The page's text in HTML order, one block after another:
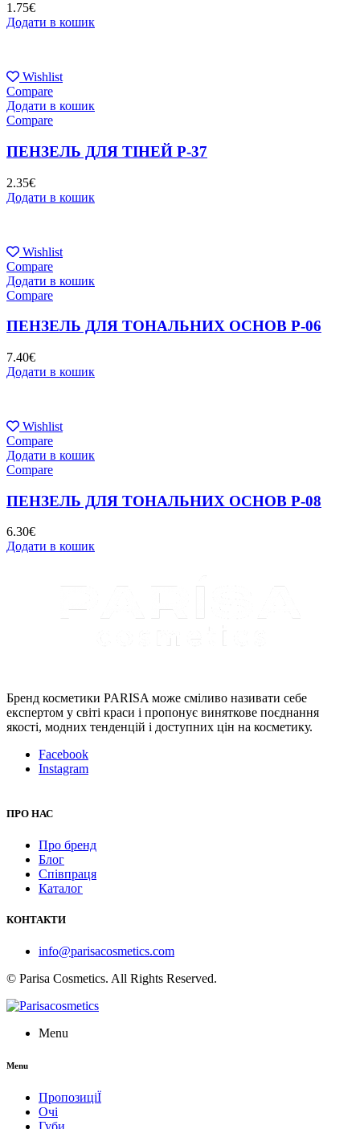
1.75€
Додати в кошик
Wishlist
Compare
Додати в кошик
Compare
ПЕНЗЕЛЬ ДЛЯ ТІНЕЙ P-37
2.35€
Додати в кошик
Wishlist
Compare
Додати в кошик
Compare
ПЕНЗЕЛЬ ДЛЯ ТОНАЛЬНИХ ОСНОВ P-06
7.40€
Додати в кошик
Wishlist
Compare
Додати в кошик
Compare
ПЕНЗЕЛЬ ДЛЯ ТОНАЛЬНИХ ОСНОВ P-08
6.30€
Додати в кошик
Бренд косметики PARISA може сміливо називати себе
експертом у світі краси і пропонує виняткове поєднання
якості, модних тенденцій і доступних цін на косметику.
Facebook
Instagram
ПРО НАС
Про бренд
Блог
Співпраця
Каталог
КОНТАКТИ
info@parisacosmetics.com
© Parisa Cosmetics. All Rights Reserved.
Menu
Menu
ПропозиціЇ
Очі
Губи